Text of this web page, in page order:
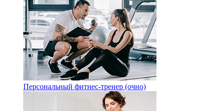
Персональный фитнес-тренер (очно)